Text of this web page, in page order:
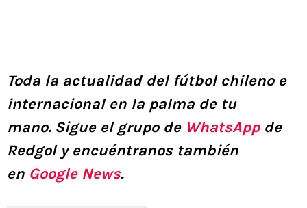
Toda la actualidad del fútbol chileno e
internacional en la palma de tu
mano. Sigue el grupo de WhatsAppde
Redgol y encuéntranos también
en Google News.